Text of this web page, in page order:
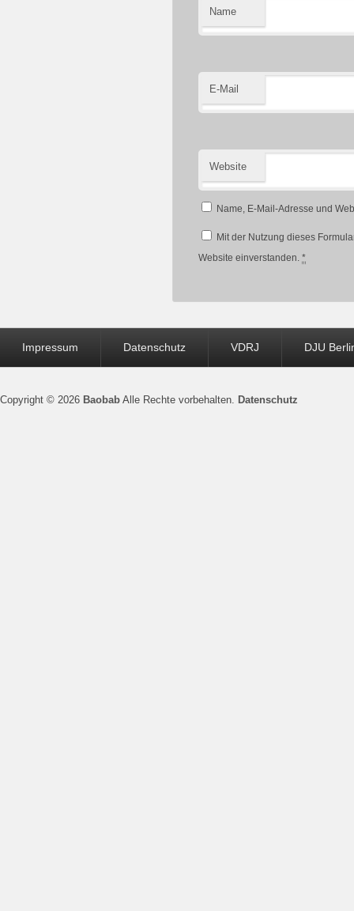
Name
E-Mail
Website
Name, E-Mail-Adresse und
Mit der Nutzung dieses
Website einverstanden. *
MenüImpressum Datenschutz VDRJ DJU
Copyright © 2026 Baobab Alle Rechte vorbehalten. Datenschutz